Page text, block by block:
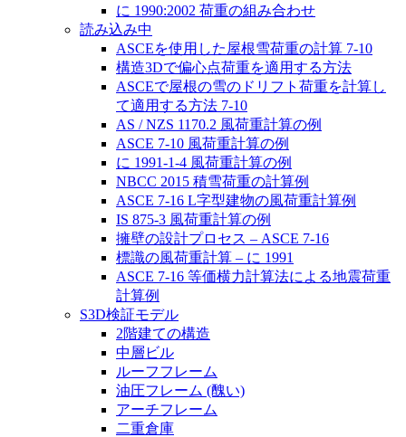
に 1990:2002 荷重の組み合わせ
読み込み中
ASCEを使用した屋根雪荷重の計算 7-10
構造3Dで偏心点荷重を適用する方法
ASCEで屋根の雪のドリフト荷重を計算し
て適用する方法 7-10
AS / NZS 1170.2 風荷重計算の例
ASCE 7-10 風荷重計算の例
に 1991-1-4 風荷重計算の例
NBCC 2015 積雪荷重の計算例
ASCE 7-16 L字型建物の風荷重計算例
IS 875-3 風荷重計算の例
擁壁の設計プロセス – ASCE 7-16
標識の風荷重計算 – に 1991
ASCE 7-16 等価横力計算法による地震荷重
計算例
S3D検証モデル
2階建ての構造
中層ビル
ルーフフレーム
油圧フレーム (醜い)
アーチフレーム
二重倉庫